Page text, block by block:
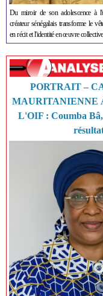
Du miroir de son adolescence à
créateur sénégalais transforme le
en récit et l'identité en œuvre
PORTRAIT –
MAURITANIENNE
L'OIF : Coumba